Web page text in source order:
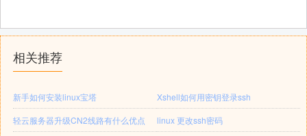
相关推荐
新手如何安装linux宝塔
Xshell如何用密钥登录ssh
轻云服务器升级CN2线路有什么优点
linux 更改ssh密码